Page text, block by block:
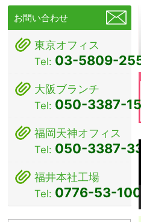
ビ
ゲ
ー
シ
ョ
ン
お問い合わせ
東京オフィス
Tel: 03-5809-
大阪ブランチ
Tel: 050-3387-
福岡天神オフィス
Tel: 050-3387-
福井本社工場
Tel: 0776-53-
動
ー